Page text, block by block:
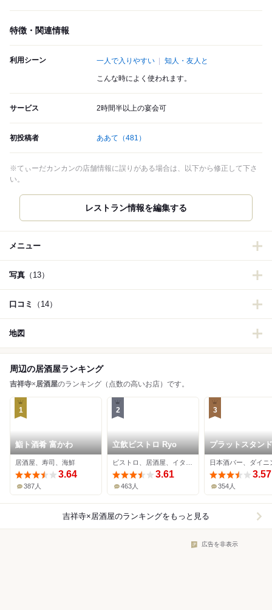
特徴・関連情報
利用シーン 一人で入りやすい 知人・友人と
こんな時によく使われます。
サービス 2時間半以上の宴会可
初投稿者 ああて （481）
※てぃーだカンカンの店舗情報に誤りがある場合は、以下から修正して下さ
い。
メニュー
写真 （13）
口コミ （14）
地図
周辺の居酒屋ランキング
吉祥寺×居酒屋のランキング（点数の高いお店）です。
1
鮨ト酒肴 富かわ
居酒屋、寿司、海鮮
3.64
387人
2
立飲ビストロ Ryo
3.61
463人
3
プラットスタン
3.57
354人
吉祥寺×居酒屋のランキングをもっと見る
広告を非表示